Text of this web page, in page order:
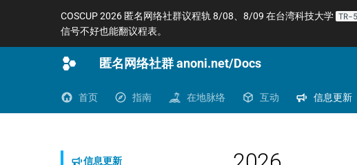
COSCUP 2026 匿名网络社群议程轨 8/08、8/09 在台湾科技大学 TR-
信号不好也能翻议程表。
匿名网络社群 anoni.net/Docs
首页 指南 在地脉络 互动 信息更新
信息更新